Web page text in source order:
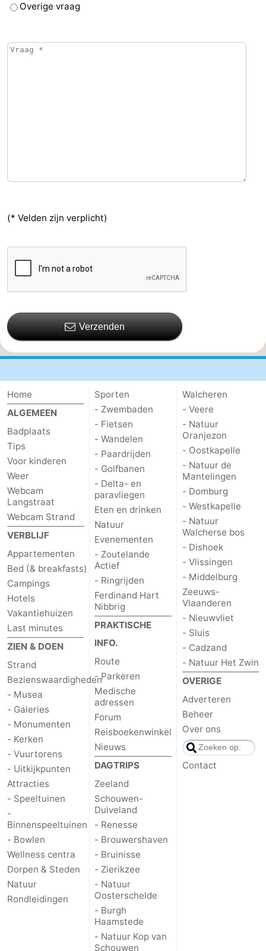
Overige vraag
(* Velden zijn verplicht)
Verzenden
Home
ALGEMEEN
Badplaats
Tips
Voor kinderen
Weer
Webcam
Langstraat
Webcam Strand
VERBLIJF
Appartementen
Bed (& breakfasts)
Campings
Hotels
Vakantiehuizen
Last minutes
ZIEN & DOEN
Strand
Bezienswaardigheden
- Musea
- Galeries
- Monumenten
- Kerken
- Vuurtorens
- Uitkijkpunten
Attracties
- Speeltuinen
-
Binnenspeeltuinen
- Bowlen
Wellness centra
Dorpen & Steden
Natuur
Rondleidingen
Sporten
- Zwembaden
- Fietsen
- Wandelen
- Paardrijden
- Golfbanen
- Delta- en
paravliegen
Eten en drinken
Natuur
Evenementen
- Zoutelande
Actief
- Ringrijden
Ferdinand Hart
Nibbrig
PRAKTISCHE
INFO.
Route
- Parkeren
Medische
adressen
Forum
Reisboekenwinkel
Nieuws
DAGTRIPS
Zeeland
Schouwen-
Duiveland
- Renesse
- Brouwershaven
- Bruinisse
- Zierikzee
- Natuur
Oosterschelde
- Burgh
Haamstede
- Natuur Kop van
Schouwen
Walcheren
- Veere
- Natuur
Oranjezon
- Oostkapelle
- Natuur de
Mantelingen
- Domburg
- Westkapelle
- Natuur
Walcherse bos
- Dishoek
- Vlissingen
- Middelburg
Zeeuws-
Vlaanderen
- Nieuwvliet
- Sluis
- Cadzand
- Natuur Het Zwin
OVERIGE
Adverteren
Beheer
Over ons
Contact